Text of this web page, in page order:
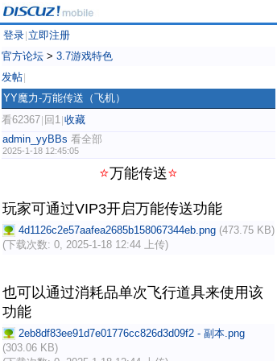
登录 立即注册
官方论坛 > 3.7游戏特色
发帖
YY魔力-万能传送（飞机）
看62367 回1 收藏
admin_yyBBs 看全部
2025-1-18 12:45:05
⭐万能传送⭐
玩家可通过VIP3开启万能传送功能
4d1126c2e57aafea2685b158067344eb.png (473.75 KB)
(下载次数: 0, 2025-1-18 12:44 上传)
也可以通过消耗品单次飞行道具来使用该
功能
2eb8df83ee91d7e01776cc826d3d09f2 - 副本.png
(303.06 KB)